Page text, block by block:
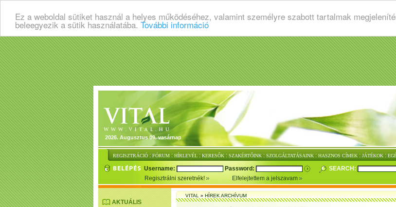
Ez a weboldal sütiket használ a helyes működéséhez, valamint személyre szabott tartalmak
beleegyezik a sütik használatába. További információ
2026. Augusztus 09. vasárnap
REGISZTRÁCIÓ : FÓRUM : HÍRLEVÉL : KERESŐK : SZAKÉRTŐINK : SZOLGÁLTATÁSAINK : HASZNOS CÍMEK : JÁTÉKOK :
Username: Password:
SEARCH:
Regisztrálni szeretnék!
Elfelejtettem a jelszavam
AKTUÁLIS
VITAL»HÍREK ARCHÍVUM